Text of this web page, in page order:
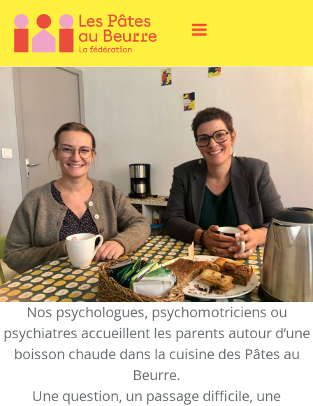
Nos psychologues, psychomotriciens ou
psychiatres accueillent les parents autour d’une
boisson chaude dans la cuisine des Pâtes au
Beurre.
Une question, un passage difficile, une